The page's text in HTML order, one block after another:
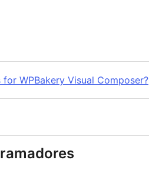
WPBakery Visual Composer?